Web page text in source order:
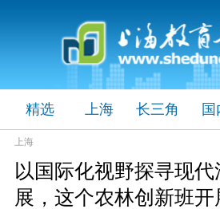
精选 上海 长三角 国
上海
以国际化视野探寻现
展，这个农林创新班